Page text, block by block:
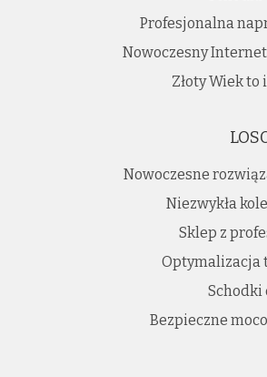
Profesjonalna
Nowoczesny
Złoty Wiek
Nowoczesne
Niezwykła
Sklep z
Optymalizacja
Schodki
Bezpieczne